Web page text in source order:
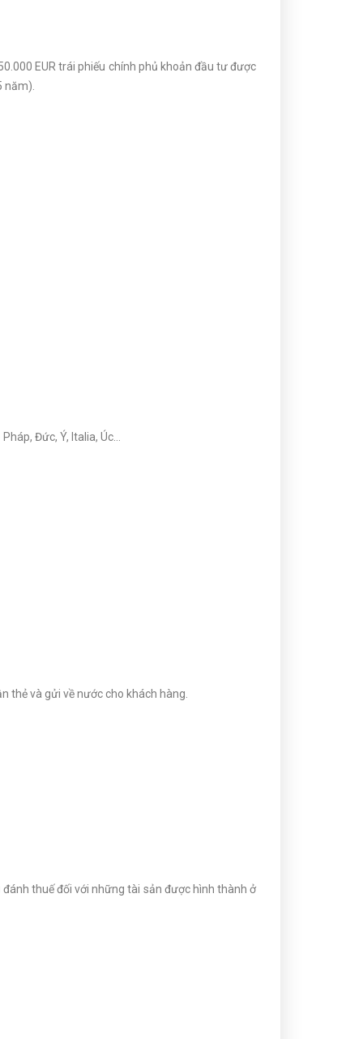
EUR trái phiếu chính phủ khoản đầu tư được
Đức, Ý, Italia, Úc…
thẻ và gửi về nước cho khách hàng.
thuế đối với những tài sản được hình thành ở